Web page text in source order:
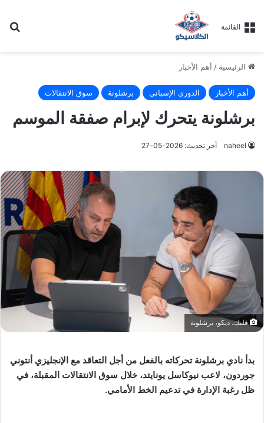
القائمة
الرئيسية / أهم الأخبار
أهم الأخبار الدوري الإسباني برشلونة سوق الانتقالات
برشلونة يتحرك لإبرام صفقة الموسم
naheel آخر تحديث: 2026-05-27
فليك، ديكو، برشلونة
بدأ نادي برشلونة تحركاته بالفعل من أجل التعاقد مع الإنجليزي أنتوني
جوردون، لاعب نيوكاسل يونايتد، خلال سوق الانتقالات المقبلة، في
ظل رغبة الإدارة في تدعيم الخط الأمامي.